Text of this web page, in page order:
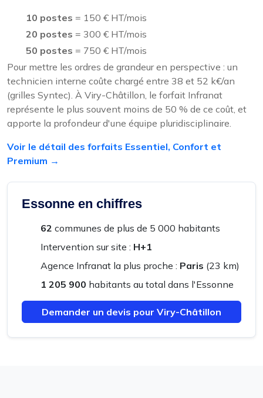
10 postes = 150 € HT/mois
20 postes = 300 € HT/mois
50 postes = 750 € HT/mois
Pour mettre les ordres de grandeur en perspective : un
technicien interne coûte chargé entre 38 et 52 k€/an
(grilles Syntec). À Viry-Châtillon, le forfait Infranat
représente le plus souvent moins de 50 % de ce coût, et
apporte la profondeur d'une équipe pluridisciplinaire.
Voir le détail des forfaits Essentiel, Confort et
Premium →
Essonne en chiffres
62 communes de plus de 5 000 habitants
Intervention sur site : H+1
Agence Infranat la plus proche : Paris (23 km)
1 205 900 habitants au total dans l'Essonne
Demander un devis pour Viry-Châtillon